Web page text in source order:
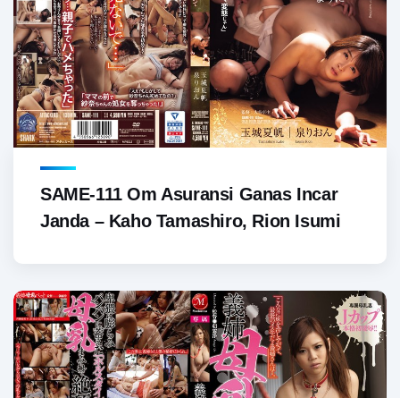
SAME-111 Om Asuransi Ganas Incar
Janda – Kaho Tamashiro, Rion Isumi